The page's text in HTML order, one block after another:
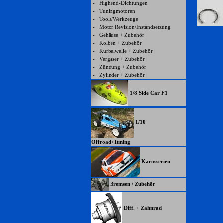
- Highend-Dichtungen
- Tuningmotoren
- Tools/Werkzeuge
- Motor Revision/Instandsetzung
- Gehäuse + Zubehör
- Kolben + Zubehör
- Kurbelwelle + Zubehör
- Vergaser + Zubehör
- Zündung + Zubehör
- Zylinder + Zubehör
1/8 Side Car F1
1/10
Offroad+Tuning
Karosserien
Bremsen / Zubehör
Diff. + Zahnrad